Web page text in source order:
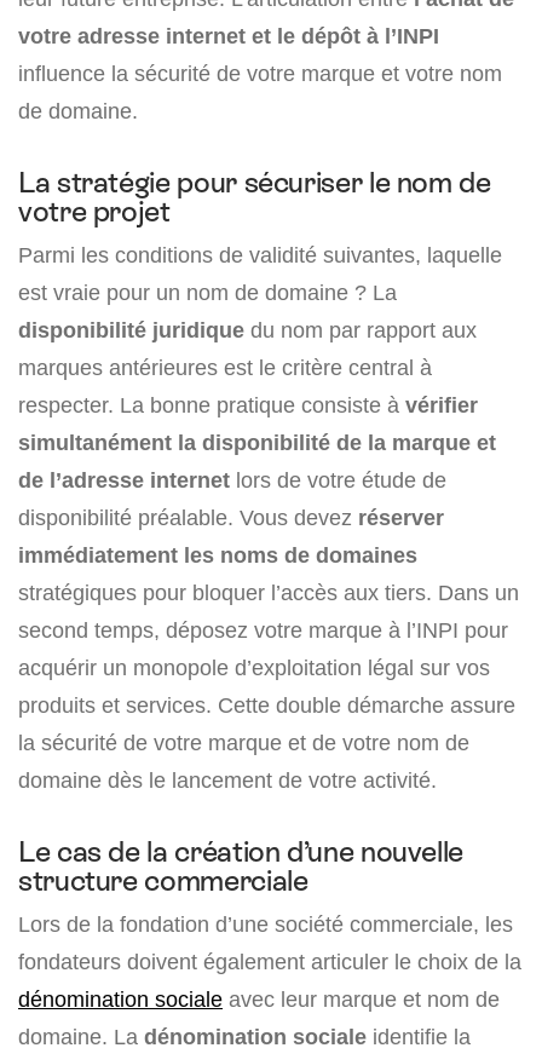
votre adresse internet et le dépôt à l’INPI
influence la sécurité de votre marque et votre nom
de domaine.
La stratégie pour sécuriser le nom de
votre projet
Parmi les conditions de validité suivantes, laquelle
est vraie pour un nom de domaine ? La
disponibilité juridique du nom par rapport aux
marques antérieures est le critère central à
respecter. La bonne pratique consiste à vérifier
simultanément la disponibilité de la marque et
de l’adresse internet lors de votre étude de
disponibilité préalable. Vous devez réserver
immédiatement les noms de domaines
stratégiques pour bloquer l’accès aux tiers. Dans un
second temps, déposez votre marque à l’INPI pour
acquérir un monopole d’exploitation légal sur vos
produits et services. Cette double démarche assure
la sécurité de votre marque et de votre nom de
domaine dès le lancement de votre activité.
Le cas de la création d’une nouvelle
structure commerciale
Lors de la fondation d’une société commerciale, les
fondateurs doivent également articuler le choix de la
dénomination sociale avec leur marque et nom de
domaine. La dénomination sociale identifie la